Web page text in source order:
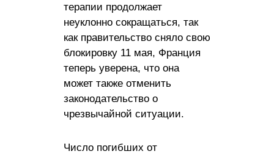
терапии продолжает
неуклонно сокращаться, так
как правительство сняло свою
блокировку 11 мая, Франция
теперь уверена, что она
может также отменить
законодательство о
чрезвычайной ситуации.
Число погибших от